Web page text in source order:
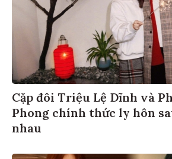
Cặp đôi Triệu Lệ Dĩnh và
Phong chính thức ly hôn
nhau